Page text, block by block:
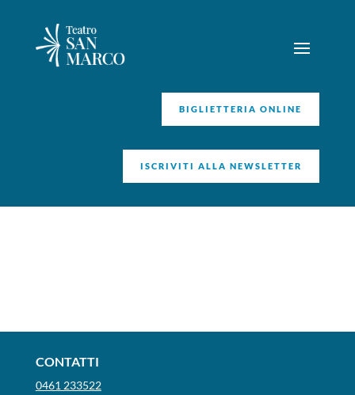
BIGLIETTERIA ONLINE
ISCRIVITI ALLA NEWSLETTER
CONTATTI
0461 233522